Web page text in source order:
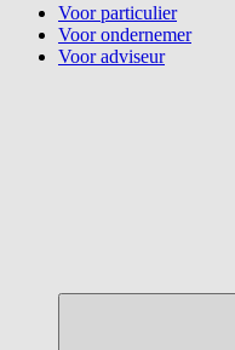
Voor particulier
Voor ondernemer
Voor adviseur